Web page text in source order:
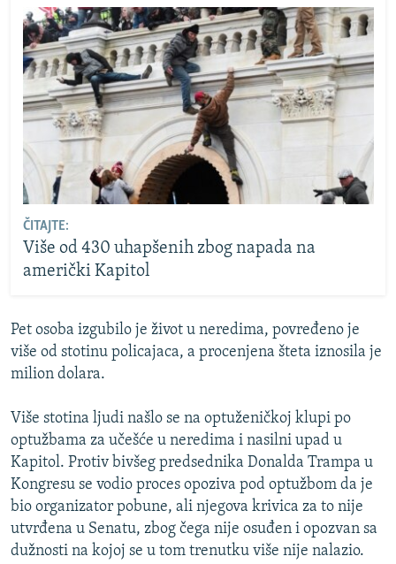
ČITAJTE:
Više od 430 uhapšenih zbog napada na
američki Kapitol
Pet osoba izgubilo je život u neredima, povređeno je
više od stotinu policajaca, a procenjena šteta iznosila je
milion dolara.
Više stotina ljudi našlo se na optuženičkoj klupi po
optužbama za učešće u neredima i nasilni upad u
Kapitol. Protiv bivšeg predsednika Donalda Trampa u
Kongresu se vodio proces opoziva pod optužbom da je
bio organizator pobune, ali njegova krivica za to nije
utvrđena u Senatu, zbog čega nije osuđen i opozvan sa
dužnosti na kojoj se u tom trenutku više nije nalazio.